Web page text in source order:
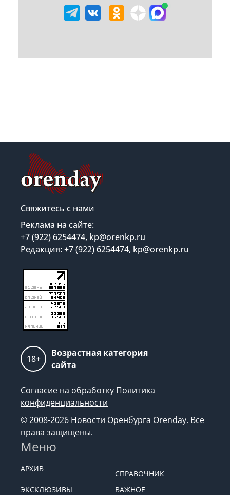
Свяжитесь с нами
Реклама на сайте:
+7 (922) 6254474, kp@orenkp.ru
Редакция: +7 (922) 6254474, kp@orenkp.ru
18+
Возрастная категория
сайта
Согласие на обработку Политика
конфиденциальности
© 2008-2026 Новости Оренбурга Orenday. Все
права защищены.
Меню
АРХИВ
СПРАВОЧНИК
ЭКСКЛЮЗИВЫ
ВАЖНОЕ